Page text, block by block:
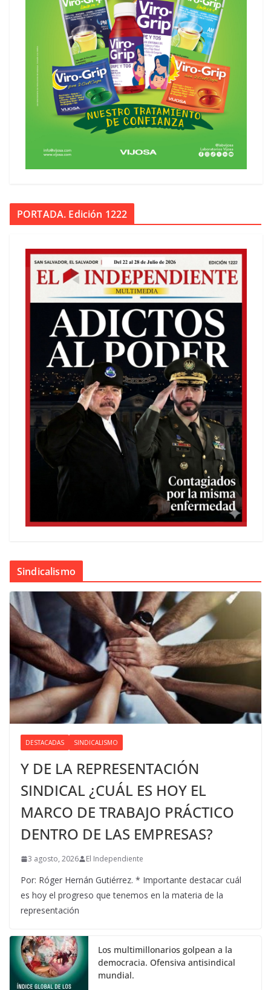
PORTADA. Edición 1222
Sindicalismo
DESTACADAS SINDICALISMO
Y DE LA REPRESENTACIÓN
SINDICAL ¿CUÁL ES HOY EL
MARCO DE TRABAJO PRÁCTICO
DENTRO DE LAS EMPRESAS?
3 agosto, 2026 El Independiente
Por: Róger Hernán Gutiérrez. * Importante destacar cuál
es hoy el progreso que tenemos en la materia de la
representación
Los multimillonarios golpean a la
democracia. Ofensiva antisindical
mundial.